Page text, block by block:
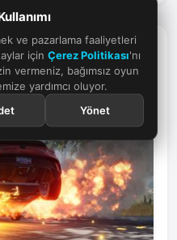
ve pazarlama faaliyetleri
için Çerez Politikası'nı
vermeniz, bağımsız oyun
yardımcı oluyor.
Yönet